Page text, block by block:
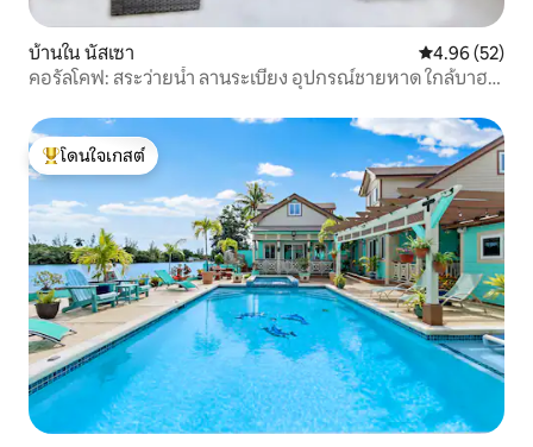
บ้านใน นัสเซา คะแนนเฉลี่ย
4.96 (52)
คอรัลโคฟ: สระว่ายน้ำ ลานระเบียง อุปกรณ์ชายหาด ใกล้บาฮา
โดนใจเกสต์ที่สุด
โดนใจเกสต์